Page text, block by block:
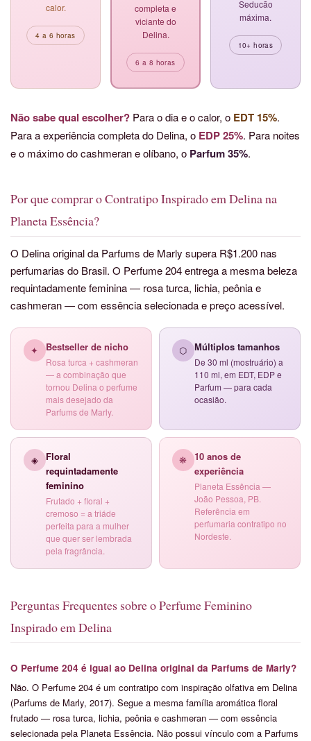
calor.
4 a 6 horas
completa e
viciante do
Delina.
6 a 8 horas
Seducão
máxima.
10+ horas
Não sabe qual escolher? Para o dia e o calor, o EDT 15%.
Para a experiência completa do Delina, o EDP 25%. Para noites
e o máximo do cashmeran e olíbano, o Parfum 35%.
Por que comprar o Contratipo Inspirado em Delina na
Planeta Essência?
O Delina original da Parfums de Marly supera R$1.200 nas
perfumarias do Brasil. O Perfume 204 entrega a mesma beleza
requintadamente feminina — rosa turca, lichia, peônia e
cashmeran — com essência selecionada e preço acessível.
✦ Bestseller de nicho
Rosa turca + cashmeran
— a combinação que
tornou Delina o perfume
mais desejado da
Parfums de Marly.
⬡ Múltiplos tamanhos
De 30 ml (mostruário) a
110 ml, em EDT, EDP e
Parfum — para cada
ocasião.
◈ Floral
requintadamente
feminino
Frutado + floral +
cremoso = a triáde
perfeita para a mulher
que quer ser lembrada
pela fragrância.
❋ 10 anos de
experiência
Planeta Essência —
João Pessoa, PB.
Referência em
perfumaria contratipo no
Nordeste.
Perguntas Frequentes sobre o Perfume Feminino
Inspirado em Delina
O Perfume 204 é igual ao Delina original da Parfums de Marly?
Não. O Perfume 204 é um contratipo com inspiração olfativa em Delina
(Parfums de Marly, 2017). Segue a mesma família aromática floral
frutado — rosa turca, lichia, peônia e cashmeran — com essência
selecionada pela Planeta Essência. Não possui vínculo com a Parfums